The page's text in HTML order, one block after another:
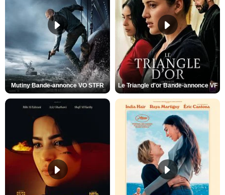
Mutiny Bande-annonce VO STFR Le Triangle d'or Bande-annonce VF